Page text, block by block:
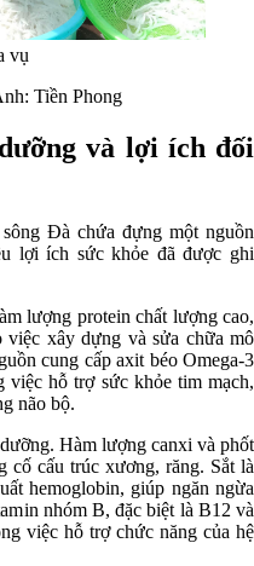
vụ
Tiền Phong
và lợi ích đối
Đà chứa đựng một nguồn
lợi ích sức khỏe đã được ghi
lượng protein chất lượng cao,
việc xây dựng và sửa chữa mô
cung cấp axit béo Omega-3
việc hỗ trợ sức khỏe tim mạch,
não bộ.
Hàm lượng canxi và phốt
cố cấu trúc xương, răng. Sắt là
hemoglobin, giúp ngăn ngừa
nhóm B, đặc biệt là B12 và
việc hỗ trợ chức năng của hệ